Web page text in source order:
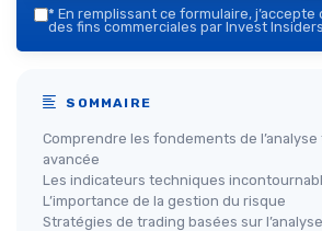
* En remplissant ce formulaire, j’accepte
des fins commerciales par Invest
SOMMAIRE
Comprendre les fondements de
avancée
Les indicateurs techniques
L’importance de la gestion du risque
Stratégies de trading basées sur